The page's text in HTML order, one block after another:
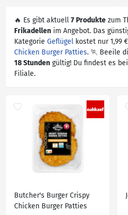
🔥 Es gibt aktuell 7 Produkte zum
Frikadellen im Angebot. Das
Kategorie Geflügel kostet nur 1,99
Chicken Burger Patties. 🏃 Beeile
18 Stunden gültig! Du findest es
Filiale.
Butcher's Burger Crispy
Chicken Burger Patties